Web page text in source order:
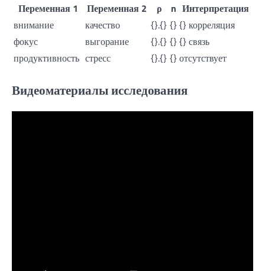
Переменная 1 Переменная 2 ρ n Интерпретация
внимание
качество {}.{} {}{} корреляция
фокус
выгорание {}.{} {}{} связь
продуктивность стресс {}.{} {}отсутствует
Видеоматериалы исследования